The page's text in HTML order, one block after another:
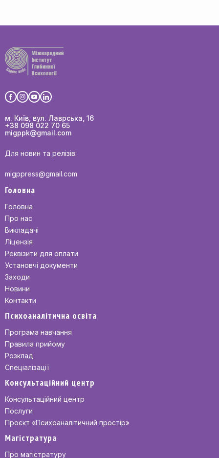
м. Київ, вул. Лаврська, 16
+38 098 022 70 65
migppk@gmail.com
Для новин та релізів:
migppress@gmail.com
Головна
Головна
Про нас
Викладачі
Ліцензія
Реквізити для оплати
Установчі документи
Заходи
Новини
Контакти
Психоаналітична освіта
Програма навчання
Правила прийому
Розклад
Спеціалізації
Консультаційний центр
Консультаційний центр
Послуги
Проєкт «Психоаналітичний простір»
Магістратура
Про магістратуру